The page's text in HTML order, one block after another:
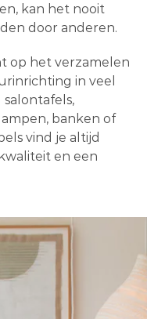
kan het nooit
door anderen.
op het verzamelen
in veel
banken of
vind je altijd
en een